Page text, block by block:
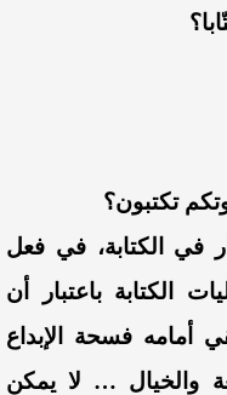
تكتبون؟
في الكتابة، في فعل
الكتابة باعتبار أن
أمامه فسحة الإبداع
والخيال … لا يمكن